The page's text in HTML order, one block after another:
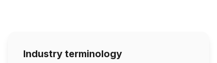
Industry terminology